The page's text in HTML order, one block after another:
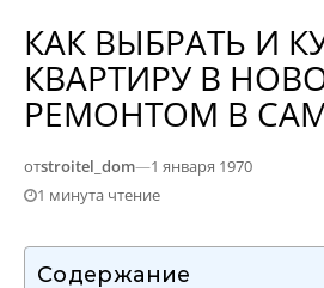
КАК ВЫБРАТЬ И
КВАРТИРУ В
РЕМОНТОМ В
отstroitel_dom—1 января 1970
1 минута чтение
Содержание